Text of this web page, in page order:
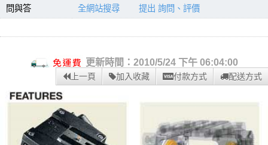
問與答 全網站搜尋 提出 詢問、評價
更新時間：2010/5/24 下午 06:04:00
上一頁 加入收藏 付款方式 配送方式